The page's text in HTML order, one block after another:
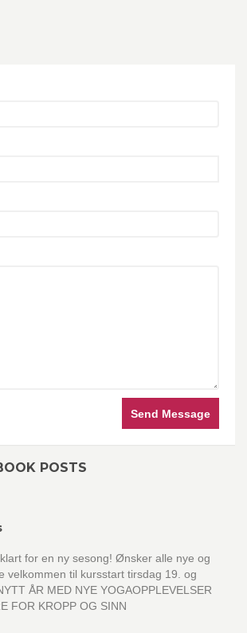
Send Message
POSTS
for en ny sesong! Ønsker alle nye og
velkommen til kursstart tirsdag 19. og
ÅR MED NYE YOGAOPPLEVELSER
FOR KROPP OG SINN